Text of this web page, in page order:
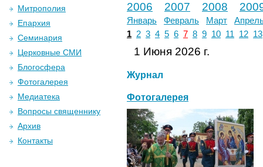
2006
2007 2008
Январь Февраль Март
1 2 3 4 5 6 7 8 9 10 11 12 13
1 Июня 2026 г.
Журнал
Фотогалерея
Митрополия
Епархия
Семинария
Церковные СМИ
Блогосфера
Фотогалерея
Медиатека
Вопросы священнику
Архив
Контакты